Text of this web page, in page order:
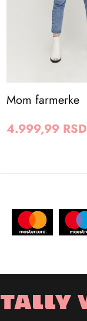
Mom farmerke
4.999,99 RSD